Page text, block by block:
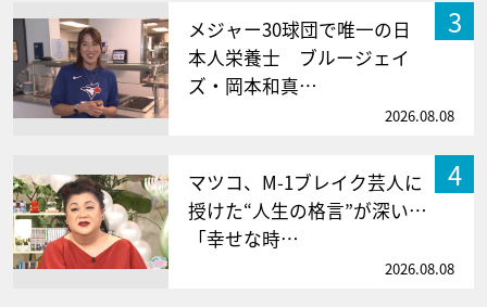
3
メジャー30球団で唯一の日
本人栄養士 ブルージェイ
ズ・岡本和真…
2026.08.08
4
マツコ、M-1ブレイク芸人に
授けた“人生の格言”が深い…
「幸せな時…
2026.08.08